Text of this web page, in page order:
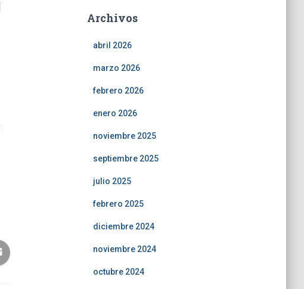
Archivos
abril 2026
marzo 2026
febrero 2026
enero 2026
noviembre 2025
septiembre 2025
julio 2025
febrero 2025
diciembre 2024
noviembre 2024
octubre 2024